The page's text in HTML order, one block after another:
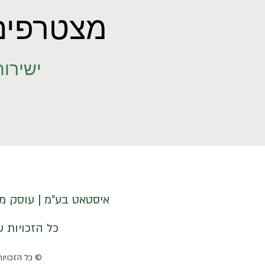
איסטאט בע"מ | עוסק מורשה 512838947 | מנדלבלט 3
© כל